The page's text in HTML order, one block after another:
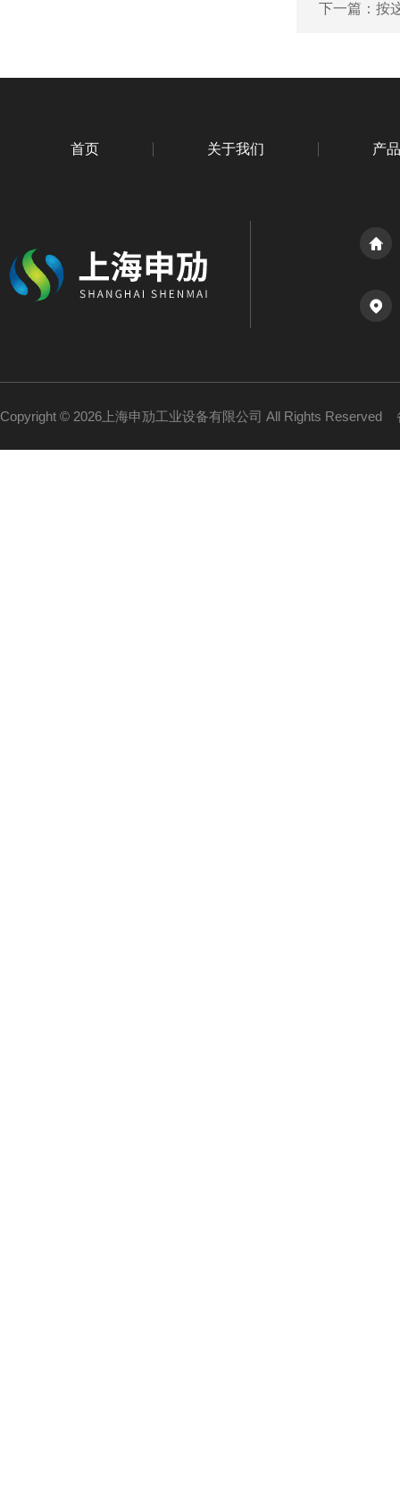
下一篇： 按
首页 关于我们 产
Copyright © 2026上海申劢工业设备有限公司 All Rights Reserved